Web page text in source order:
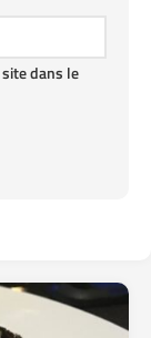
dans le